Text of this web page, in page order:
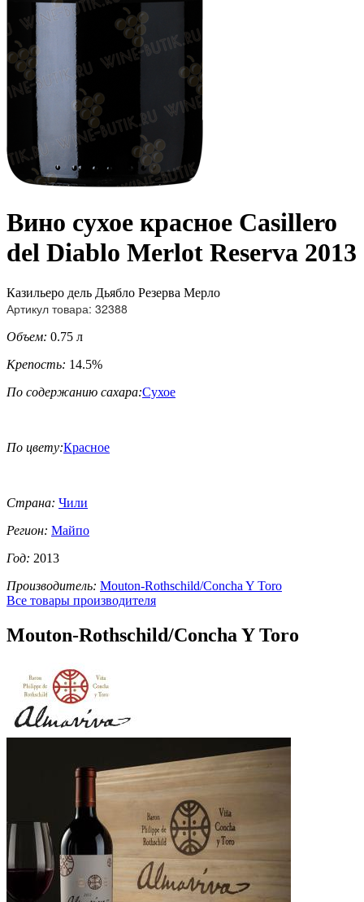
Вино сухое красное Casillero
del Diablo Merlot Reserva 2013
Казильеро дель Дьябло Резерва Мерло
Артикул товара: 32388
Объем: 0.75 л
Крепость: 14.5%
По содержанию сахара:Сухое
По цвету:Красное
Страна: Чили
Регион: Майпо
Год: 2013
Производитель: Mouton-Rothschild/Concha Y Toro
Все товары производителя
Mouton-Rothschild/Concha Y Toro